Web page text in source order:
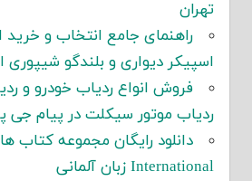
تهران
راهنمای جامع انتخاب و
اسپیکر دیواری و بلندگو شیپوری
فروش انواع ردیاب خودرو و
ردیاب موتور سیکلت در پیام
International زبان آلمانی